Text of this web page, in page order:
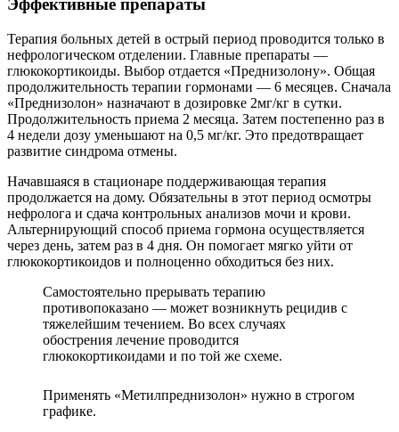
Эффективные препараты
Терапия больных детей в острый период проводится только в
нефрологическом отделении. Главные препараты —
глюкокортикоиды. Выбор отдается «Преднизолону». Общая
продолжительность терапии гормонами — 6 месяцев. Сначала
«Преднизолон» назначают в дозировке 2мг/кг в сутки.
Продолжительность приема 2 месяца. Затем постепенно раз в
4 недели дозу уменьшают на 0,5 мг/кг. Это предотвращает
развитие синдрома отмены.
Начавшаяся в стационаре поддерживающая терапия
продолжается на дому. Обязательны в этот период осмотры
нефролога и сдача контрольных анализов мочи и крови.
Альтернирующий способ приема гормона осуществляется
через день, затем раз в 4 дня. Он помогает мягко уйти от
глюкокортикоидов и полноценно обходиться без них.
Самостоятельно прерывать терапию
противопоказано — может возникнуть рецидив с
тяжелейшим течением. Во всех случаях
обострения лечение проводится
глюкокортикоидами и по той же схеме.
Применять «Метилпреднизолон» нужно в строгом
графике.